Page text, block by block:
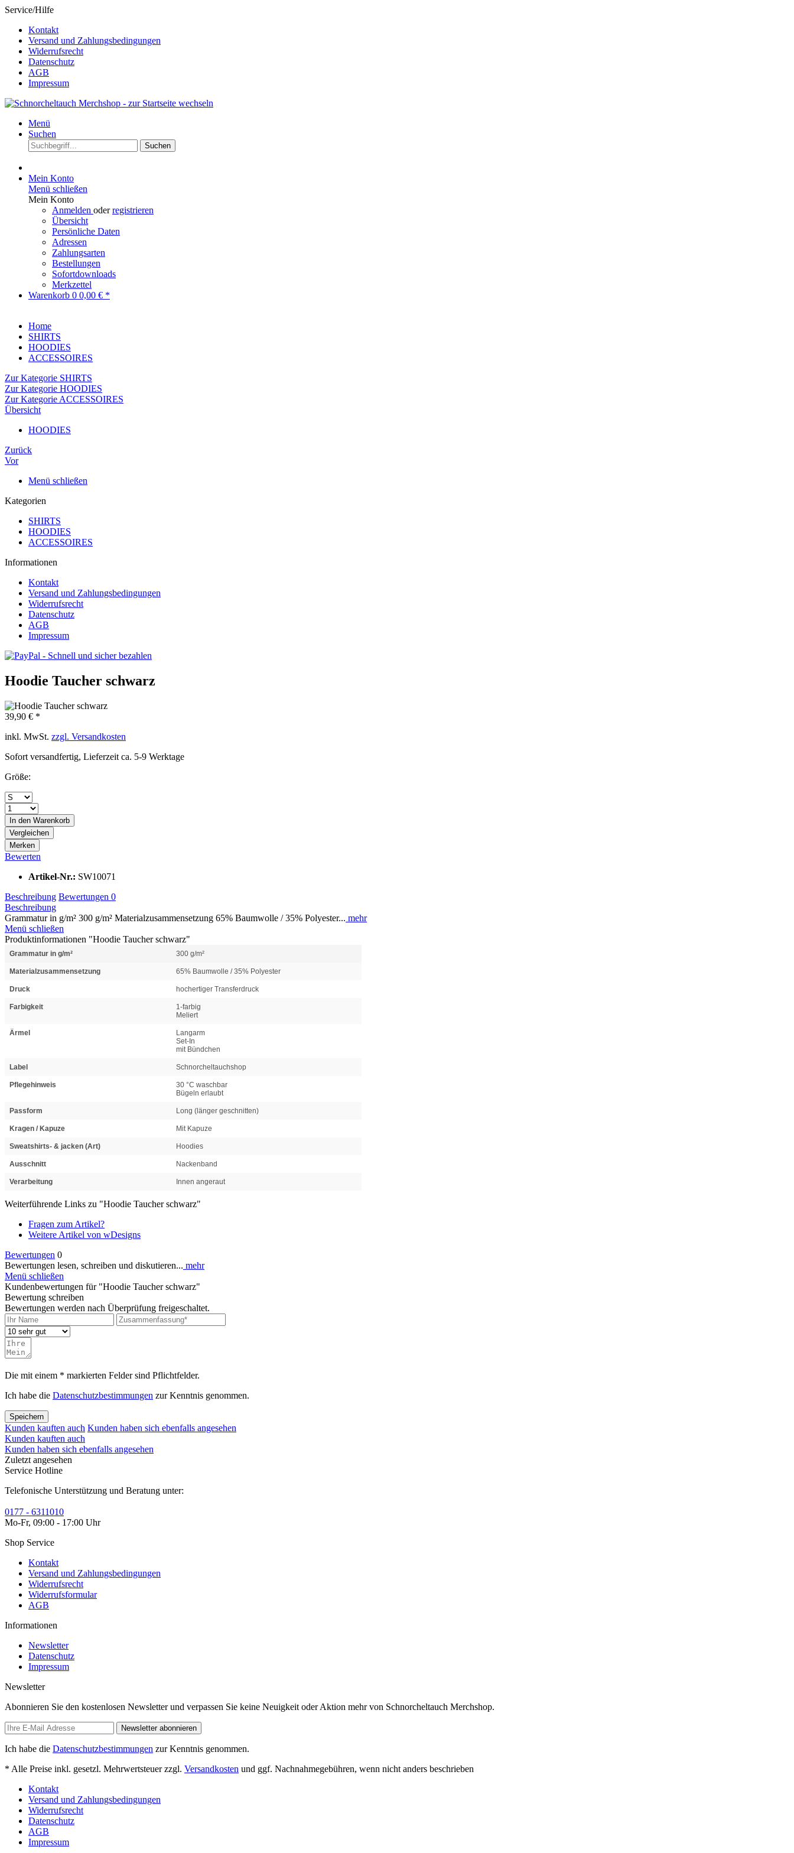
Service/Hilfe
Kontakt
Versand und Zahlungsbedingungen
Widerrufsrecht
Datenschutz
AGB
Impressum
Menü
Suchen
Suchen
Mein Konto
Menü schließen
Mein Konto
Anmelden oderregistrieren
Übersicht
Persönliche Daten
Adressen
Zahlungsarten
Bestellungen
Sofortdownloads
Merkzettel
Warenkorb 0 0,00 € *
Home
SHIRTS
HOODIES
ACCESSOIRES
Zur Kategorie SHIRTS
Zur Kategorie HOODIES
Zur Kategorie ACCESSOIRES
Übersicht
HOODIES
Zurück
Vor
Menü schließen
Kategorien
SHIRTS
HOODIES
ACCESSOIRES
Informationen
Kontakt
Versand und Zahlungsbedingungen
Widerrufsrecht
Datenschutz
AGB
Impressum
Hoodie Taucher schwarz
39,90 € *
inkl. MwSt. zzgl. Versandkosten
Sofort versandfertig, Lieferzeit ca. 5-9 Werktage
Größe:
In den Warenkorb
Vergleichen
Merken
Bewerten
Artikel-Nr.: SW10071
Beschreibung Bewertungen 0
Beschreibung
Grammatur in g/m² 300 g/m² Materialzusammensetzung 65% Baumwolle / 35% Polyester... mehr
Menü schließen
Produktinformationen "Hoodie Taucher schwarz"
Grammatur in g/m² 300 g/m²
Materialzusammensetzung 65% Baumwolle / 35% Polyester
Druck hochertiger Transferdruck
Farbigkeit
1-farbig
Meliert
Ärmel
Langarm
Set-In
mit Bündchen
Label Schnorcheltauchshop
Pflegehinweis
30 °C waschbar
Bügeln erlaubt
Passform Long (länger geschnitten)
Kragen / Kapuze Mit Kapuze
Sweatshirts- & jacken (Art) Hoodies
Ausschnitt Nackenband
Verarbeitung Innen angeraut
Weiterführende Links zu "Hoodie Taucher schwarz"
Fragen zum Artikel?
Weitere Artikel von wDesigns
Bewertungen 0
Bewertungen lesen, schreiben und diskutieren... mehr
Menü schließen
Kundenbewertungen für "Hoodie Taucher schwarz"
Bewertung schreiben
Bewertungen werden nach Überprüfung freigeschaltet.
Die mit einem * markierten Felder sind Pflichtfelder.
Ich habe die Datenschutzbestimmungen zur Kenntnis genommen.
Speichern
Kunden kauften auch Kunden haben sich ebenfalls angesehen
Kunden kauften auch
Kunden haben sich ebenfalls angesehen
Zuletzt angesehen
Service Hotline
Telefonische Unterstützung und Beratung unter:
0177 - 6311010
Mo-Fr, 09:00 - 17:00 Uhr
Shop Service
Kontakt
Versand und Zahlungsbedingungen
Widerrufsrecht
Widerrufsformular
AGB
Informationen
Newsletter
Datenschutz
Impressum
Newsletter
Abonnieren Sie den kostenlosen Newsletter und verpassen Sie keine Neuigkeit oder Aktion mehr von Schnorcheltauch Merchshop.
Newsletter abonnieren
Ich habe die Datenschutzbestimmungen zur Kenntnis genommen.
* Alle Preise inkl. gesetzl. Mehrwertsteuer zzgl. Versandkosten und ggf. Nachnahmegebühren, wenn nicht anders beschrieben
Kontakt
Versand und Zahlungsbedingungen
Widerrufsrecht
Datenschutz
AGB
Impressum